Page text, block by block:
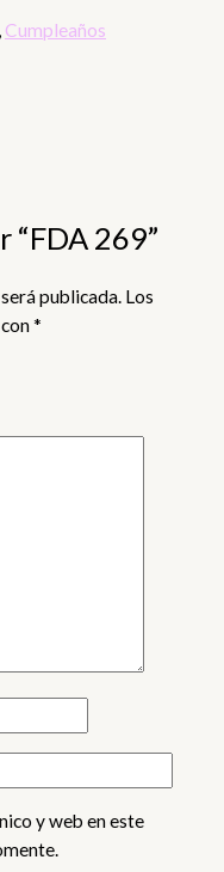
, Cumpleaños
“FDA 269”
publicada. Los
*
y web en este